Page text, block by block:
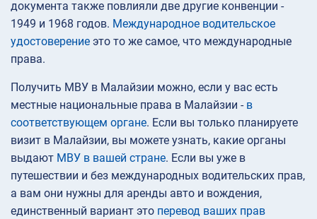
документа также повлияли две другие конвенции -
1949 и 1968 годов. Международное водительское
удостоверение это то же самое, что международные
права.
Получить МВУ в Малайзии можно, если у вас есть
местные национальные права в Малайзии - в
соответствующем органе. Если вы только планируете
визит в Малайзии, вы можете узнать, какие органы
выдают МВУ в вашей стране. Если вы уже в
путешествии и без международных водительских прав,
а вам они нужны для аренды авто и вождения,
единственный вариант это перевод ваших прав